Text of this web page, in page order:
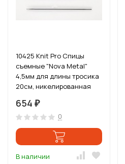
10425 Knit Pro Спицы
съемные "Nova Metal"
4,5мм для длины тросика
20см, никелированная
654 ₽
0
В наличии